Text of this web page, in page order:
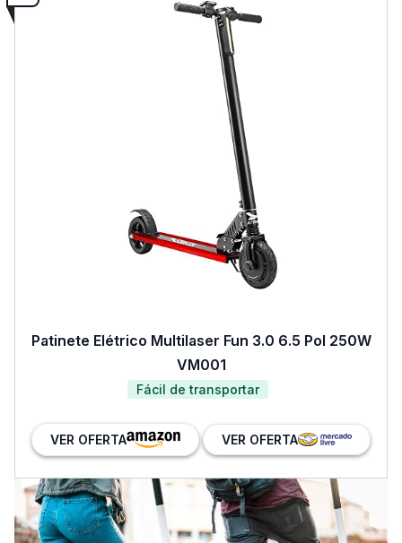
Patinete Elétrico Multilaser Fun 3.0 6.5 Pol 250W
VM001
Fácil de transportar
VER OFERTA VER OFERTA